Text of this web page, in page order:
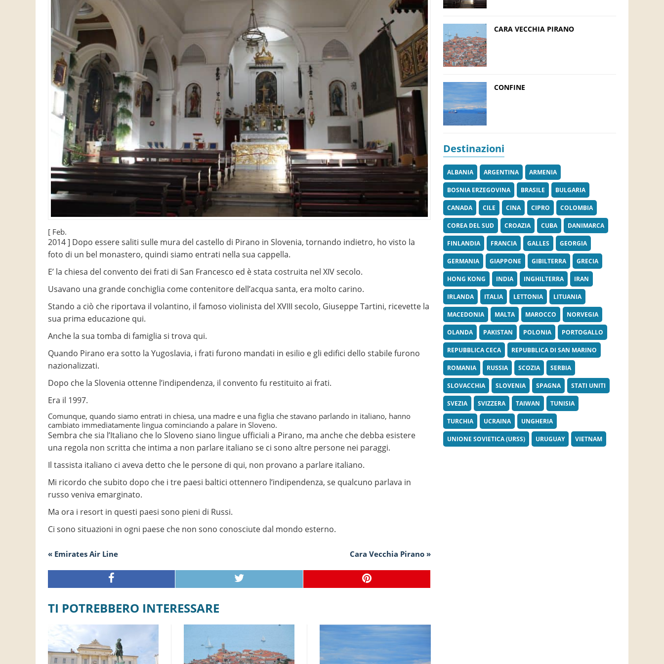
[ Feb.
2014 ] Dopo essere saliti sulle mura del castello di Pirano in Slovenia, tornando indietro, ho visto la
foto di un bel monastero, quindi siamo entrati nella sua cappella.
E’ la chiesa del convento dei frati di San Francesco ed è stata costruita nel XIV secolo.
Usavano una grande conchiglia come contenitore dell’acqua santa, era molto carino.
Stando a ciò che riportava il volantino, il famoso violinista del XVIII secolo, Giuseppe Tartini, ricevette la
sua prima educazione qui.
Anche la sua tomba di famiglia si trova qui.
Quando Pirano era sotto la Yugoslavia, i frati furono mandati in esilio e gli edifici dello stabile furono
nazionalizzati.
Dopo che la Slovenia ottenne l’indipendenza, il convento fu restituito ai frati.
Era il 1997.
Comunque, quando siamo entrati in chiesa, una madre e una figlia che stavano parlando in italiano, hanno
cambiato immediatamente lingua cominciando a palare in Sloveno.
Sembra che sia l’Italiano che lo Sloveno siano lingue ufficiali a Pirano, ma anche che debba esistere
una regola non scritta che intima a non parlare italiano se ci sono altre persone nei paraggi.
Il tassista italiano ci aveva detto che le persone di qui, non provano a parlare italiano.
Mi ricordo che subito dopo che i tre paesi baltici ottennero l’indipendenza, se qualcuno parlava in
russo veniva emarginato.
Ma ora i resort in questi paesi sono pieni di Russi.
Ci sono situazioni in ogni paese che non sono conosciute dal mondo esterno.
« Emirates Air Line Cara Vecchia Pirano »
TI POTREBBERO INTERESSARE
CARA VECCHIA PIRANO
CONFINE
Destinazioni
ALBANIA ARGENTINA ARMENIA
BOSNIA ERZEGOVINA BRASILE BULGARIA
CANADA CILE CINA CIPRO COLOMBIA
COREA DEL SUD CROAZIA CUBA DANIMARCA
FINLANDIA FRANCIA GALLES GEORGIA
GERMANIA GIAPPONE GIBILTERRA GRECIA
HONG KONG INDIA INGHILTERRA IRAN
IRLANDA ITALIA LETTONIA LITUANIA
MACEDONIA MALTA MAROCCO NORVEGIA
OLANDA PAKISTAN POLONIA PORTOGALLO
REPUBBLICA CECA REPUBBLICA DI SAN MARINO
ROMANIA RUSSIA SCOZIA SERBIA
SLOVACCHIA SLOVENIA SPAGNA STATI UNITI
SVEZIA SVIZZERA TAIWAN TUNISIA
TURCHIA UCRAINA UNGHERIA
UNIONE SOVIETICA (URSS) URUGUAY VIETNAM